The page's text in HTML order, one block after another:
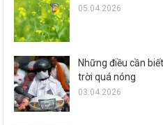
05.04.2026
Những điều cần
trời quá nóng
03.04.2026